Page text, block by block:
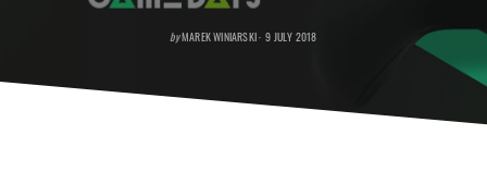
byMAREK WINIARSKI POSTED
9 JULY 2018